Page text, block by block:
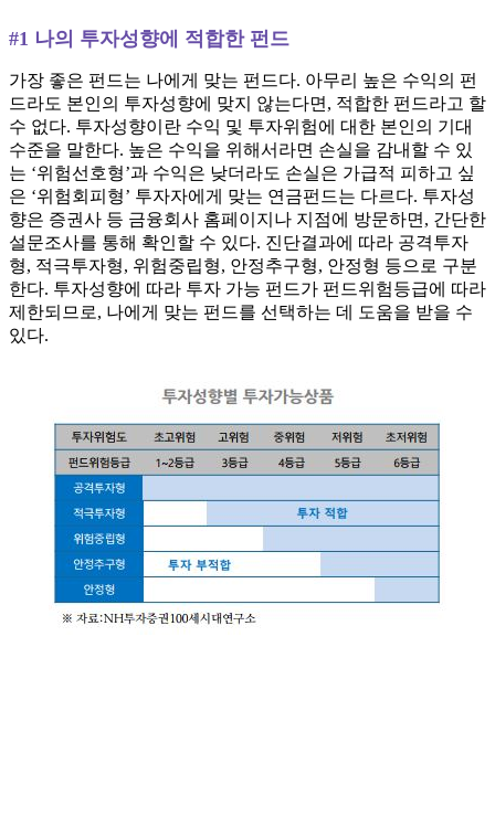
#1 나의 투자성향에 적합한 펀드
가장 좋은 펀드는 나에게 맞는 펀드다. 아무리 높은 수익의 펀
드라도 본인의 투자성향에 맞지 않는다면, 적합한 펀드라고 할
수 없다. 투자성향이란 수익 및 투자위험에 대한 본인의 기대
수준을 말한다. 높은 수익을 위해서라면 손실을 감내할 수 있
는 ‘위험선호형’과 수익은 낮더라도 손실은 가급적 피하고 싶
은 ‘위험회피형’ 투자자에게 맞는 연금펀드는 다르다. 투자성
향은 증권사 등 금융회사 홈페이지나 지점에 방문하면, 간단한
설문조사를 통해 확인할 수 있다. 진단결과에 따라 공격투자
형, 적극투자형, 위험중립형, 안정추구형, 안정형 등으로 구분
한다. 투자성향에 따라 투자 가능 펀드가 펀드위험등급에 따라
제한되므로, 나에게 맞는 펀드를 선택하는 데 도움을 받을 수
있다.